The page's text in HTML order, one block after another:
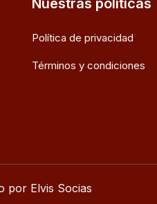
Nuestras políticas
Política de privacidad
Términos y condiciones
por Elvis Socias